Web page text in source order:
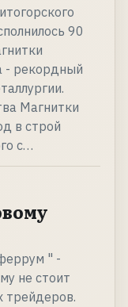
90
- рекордный
Магнитки
в строй
с…
" -
не стоит
трейдеров.